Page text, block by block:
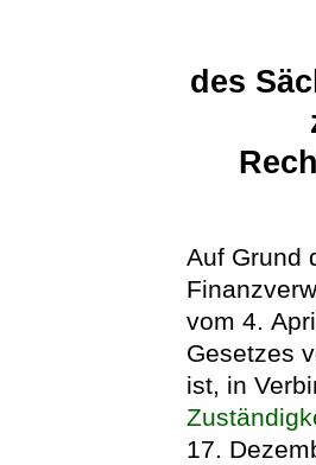
des
Auf Grund
vom 4.
Gesetzes
ist, in
17.